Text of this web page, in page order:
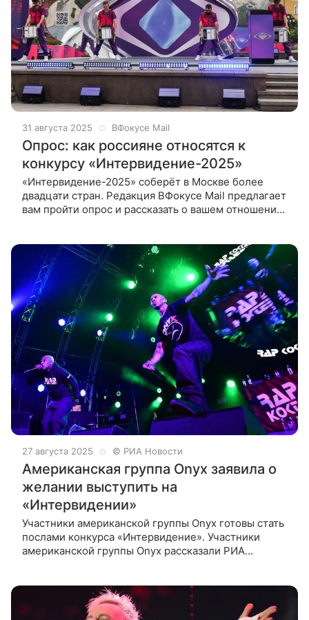
31 августа 2025 ВФокусе Mail
Опрос: как россияне относятся к
конкурсу «Интервидение-2025»
«Интервидение-2025» соберёт в Москве более
двадцати стран. Редакция ВФокусе Mail предлагает
вам пройти опрос и рассказать о вашем отношении
«Интервидение». Шоу пройдёт 20
27 августа 2025 © РИА Новости
Американская группа Onyx заявила о
желании выступить на
«Интервидении»
Участники американской группы Onyx готовы стать
послами конкурса «Интервидение». Участники
американской группы Onyx рассказали РИА
«Интервидение», поэтому готовы стать послам